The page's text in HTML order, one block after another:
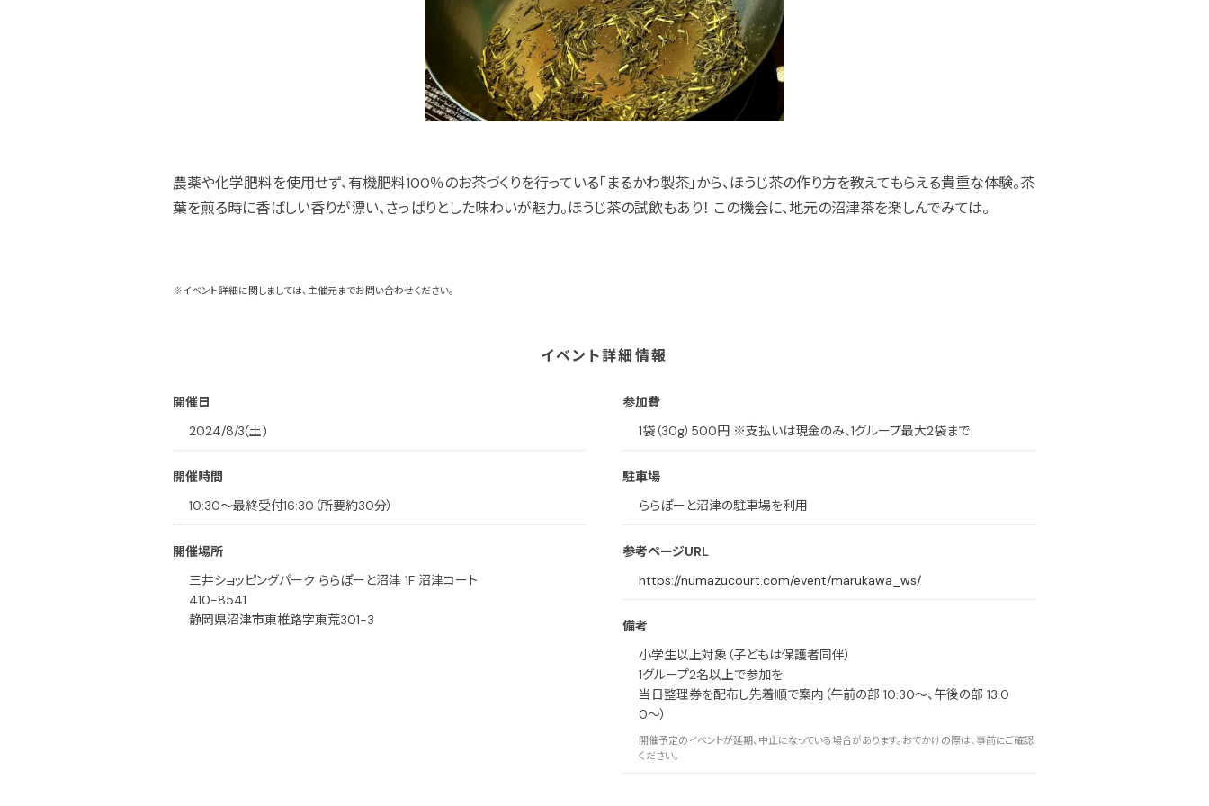
農薬や化学肥料を使用せず、有機肥料100％のお茶づくりを行っている「まるかわ製茶」から、ほうじ茶の作り方を教えてもらえる貴重な体験。茶
葉を煎る時に香ばしい香りが漂い、さっぱりとした味わいが魅力。ほうじ茶の試飲もあり！ この機会に、地元の沼津茶を楽しんでみては。
※イベント詳細に関しましては、主催元までお問い合わせください。
イベント詳細情報
開催日
2024/8/3(土)
開催時間
10:30～最終受付16:30（所要約30分）
開催場所
三井ショッピングパーク ららぽーと沼津 1F 沼津コート
410-8541
静岡県沼津市東椎路字東荒301-3
参加費
1袋（30g）500円 ※支払いは現金のみ、1グループ最大2袋まで
駐車場
ららぽーと沼津の駐車場を利用
参考ページURL
https://numazucourt.com/event/marukawa_ws/
備考
小学生以上対象（子どもは保護者同伴）
1グループ2名以上で参加を
当日整理券を配布し先着順で案内（午前の部 10:30〜、午後の部 13:0
0〜）
開催予定のイベントが延期、中止になっている場合があります。おでかけの際は、事前にご確認
ください。